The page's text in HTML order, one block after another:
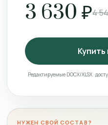
3 630 ₽4
Редактируемые DOCX/XLSX ·
НУЖЕН СВОЙ СОСТАВ?